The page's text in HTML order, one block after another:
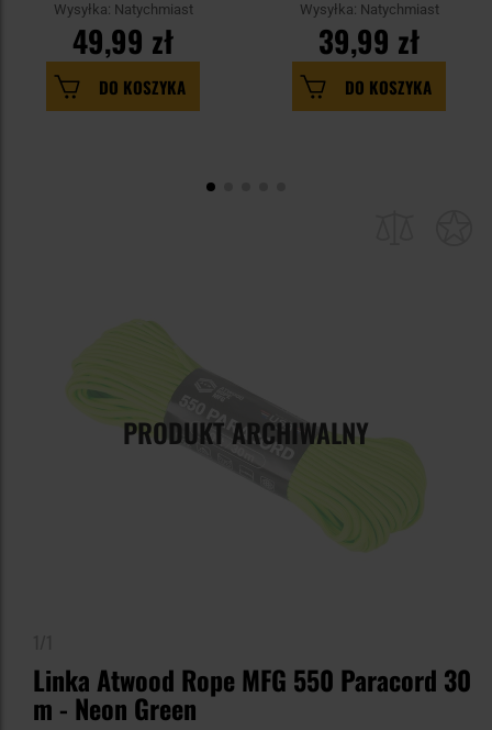
Wysyłka: Natychmiast
49,99 zł
DO KOSZYKA
Wysyłka: Natychmiast
39,99 zł
DO KOSZYKA
PRODUKT ARCHIWALNY
Linka Atwood Rope MFG 550 Paracord 30
m - Neon Green